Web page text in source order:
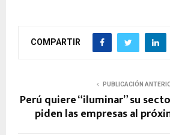
COMPARTIR
PUBLICACIÓN
Perú quiere “iluminar” su
piden las empresas al